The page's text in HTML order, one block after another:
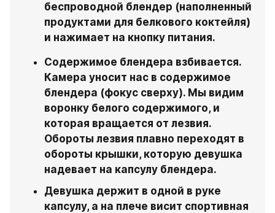
беспроводной блендер (наполненный
продуктами для белкового коктейля)
и нажимает на кнопку питания.
Содержимое блендера взбивается.
Камера уносит нас в содержимое
блендера (фокус сверху). Мы видим
воронку белого содержимого, и
которая вращается от лезвия.
Обороты лезвия плавно переходят в
обороты крышки, которую девушка
надевает на капсулу блендера.
Девушка держит в одной в руке
капсулу, а на плече висит спортивная